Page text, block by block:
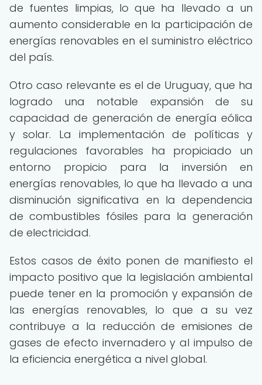
de fuentes limpias, lo que ha llevado a un
aumento considerable en la participación de
energías renovables en el suministro eléctrico
del país.
Otro caso relevante es el de Uruguay, que ha
logrado una notable expansión de su
capacidad de generación de energía eólica
y solar. La implementación de políticas y
regulaciones favorables ha propiciado un
entorno propicio para la inversión en
energías renovables, lo que ha llevado a una
disminución significativa en la dependencia
de combustibles fósiles para la generación
de electricidad.
Estos casos de éxito ponen de manifiesto el
impacto positivo que la legislación ambiental
puede tener en la promoción y expansión de
las energías renovables, lo que a su vez
contribuye a la reducción de emisiones de
gases de efecto invernadero y al impulso de
la eficiencia energética a nivel global.